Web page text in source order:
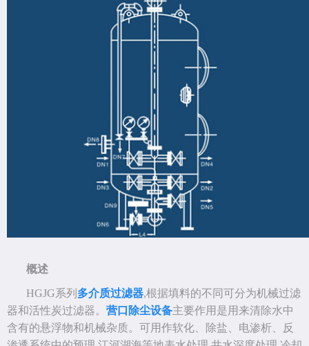
概述
HGJG系列 多介质过滤器,根据填料的不同可分为机械过滤
器和活性炭过滤器。 营口除尘设备主要作用是用来清除水中
含有的悬浮物和机械杂质。可用作软化、除盐、电渗析、反